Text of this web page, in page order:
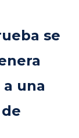
se
una